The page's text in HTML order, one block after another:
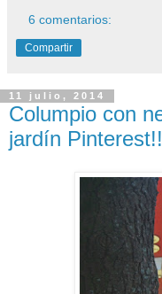
6 comentarios:
Compartir
11 julio, 2014
Columpio con
jardín Pinterest!!